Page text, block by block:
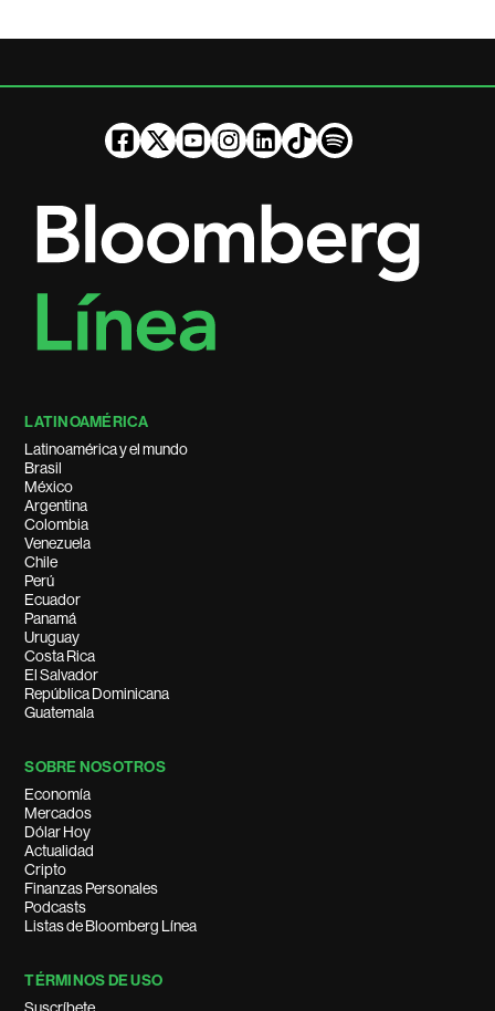
LATINOAMÉRICA
Latinoamérica y el mundo
Brasil
México
Argentina
Colombia
Venezuela
Chile
Perú
Ecuador
Panamá
Uruguay
Costa Rica
El Salvador
República Dominicana
Guatemala
SOBRE NOSOTROS
Economía
Mercados
Dólar Hoy
Actualidad
Cripto
Finanzas Personales
Podcasts
Listas de Bloomberg Línea
TÉRMINOS DE USO
Suscríbete